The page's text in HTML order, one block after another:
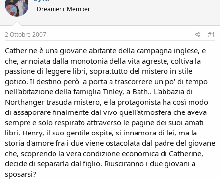
a
t
r
e
D
s
c
u
s
s
n
e
a
d
i
n
i
i
o
+Dreamer+ Member
2 Ottobre 2007 #1
Catherine è una giovane abitante della campagna inglese, e
che, annoiata dalla monotonia della vita agreste, coltiva la
passione di leggere libri, soprattutto del mistero in stile
gotico. Il destino però la porta a trascorrere un po' di tempo
nell'abitazione della famiglia Tinley, a Bath.. L'abbazia di
Northanger trasuda mistero, e la protagonista ha così modo
di assaporare finalmente dal vivo quell'atmosfera che aveva
sempre e solo respirato attraverso le pagine dei suoi amati
libri. Henry, il suo gentile ospite, si innamora di lei, ma la
storia d'amore fra i due viene ostacolata dal padre del giovane
che, scoprendo la vera condizione economica di Catherine,
decide di separarla dal figlio. Riusciranno i due giovani a
sposarsi?